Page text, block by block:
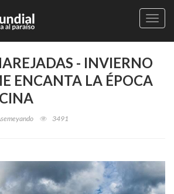
- INVIERNO
ENCANTA LA ÉPOCA
3491